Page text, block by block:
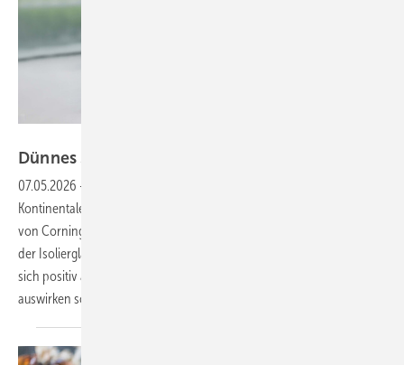
Dünnes 3-fach-ISO jetzt von Glas
07.05.2026 -
Kontinentaleuropa dünnes 3-fach-ISO mit ultradünner Mittelscheibe
von Corning (0,5 mm) ein. Dieser Glasaufbau reduziert das Gewicht
der Isolierglas-Einheit um bis zu 47%. Das erleichtert den Einbau, kann
sich positiv auf die Dimensionierung von Rahmen und Beschlägen
auswirken sowie die Langlebigkeit der ISO-Einheit